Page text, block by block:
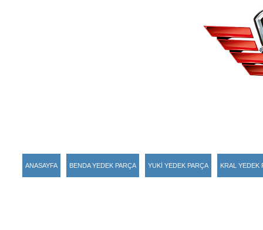
ANASAYFA BENDA YEDEK PARÇA YUKİ YEDEK PARÇA KRAL YEDEK